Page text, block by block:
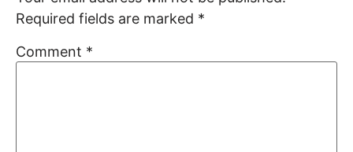
Required fields are marked *
Comment *